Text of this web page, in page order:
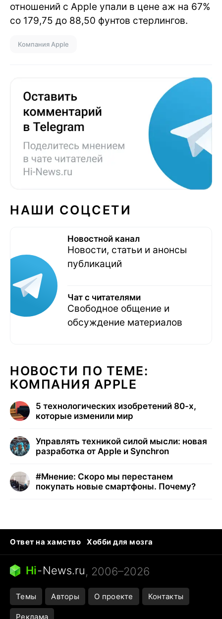
отношений с Apple упали в цене аж на 67%
со 179,75 до 88,50 фунтов стерлингов.
Компания Apple
НАШИ СОЦСЕТИ
Новостной канал
Новости, статьи и анонсы
публикаций
Чат с читателями
Свободное общение и
обсуждение материалов
НОВОСТИ ПО ТЕМЕ:
КОМПАНИЯ APPLE
5 технологических изобретений 80-х,
которые изменили мир
Управлять техникой силой мысли: новая
разработка от Apple и Synchron
#Мнение: Скоро мы перестанем
покупать новые смартфоны. Почему?
Ответ на хамство
Хобби для мозга
Бензин 100 и 95
Тунцы в океанариуме
Следующая пандемия
Hi-News.ru, 2006–2026
Темы Авторы О проекте Контакты
Реклама